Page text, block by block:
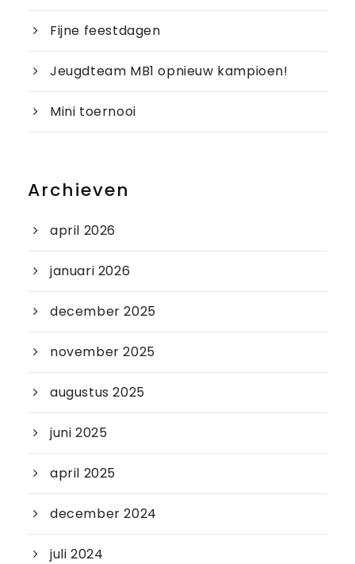
Fijne feestdagen
Jeugdteam MB1 opnieuw kampioen!
Mini toernooi
Archieven
april 2026
januari 2026
december 2025
november 2025
augustus 2025
juni 2025
april 2025
december 2024
juli 2024